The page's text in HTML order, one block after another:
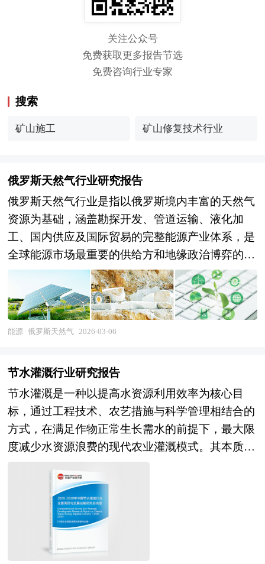
关注公众号
免费获取更多报告节选
免费咨询行业专家
搜索
矿山施工 矿山修复技术行业
俄罗斯天然气行业研究报告
俄罗斯天然气行业是指以俄罗斯境内丰富的天然气
资源为基础，涵盖勘探开发、管道运输、液化加
工、国内供应及国际贸易的完整能源产业体系，是
全球能源市场最重要的供给方和地缘政治博弈的关
键筹码。作为全球天然气探明储量第一、产量第
二、出口第一的国家，俄罗斯拥有完善的统一供气
系统（UGSS）和北极液化天然气出口设施，其天
然气产业不仅支撑国家财政收入的半壁江山，更是
斯天然气工业股份公司（Gazprom）控制常规管道
气资源的绝大部分，诺瓦泰克（Novatek）主导北
极LNG开发，形成"双寡头"竞争格局；技术层面依
赖国内油气装备制造体系，但在北极大陆架开发、
LNG模块化建造等前沿领域寻求国际技术合作与自
主突破并行。 本研究咨询报告由中研普华咨询公
司领衔撰写，在大量周密的市场调研基础上，主要
依据了国家统计局、国家商务部、国家发改委、国
家经济信息中心、国务院发展研究中心、国家海关
总署、全国商业信息中心、中国经济景气监测中
心、中国行业研究网、全国及海外相关报刊杂志的
能源 俄罗斯天然气 2026-03-06
节水灌溉行业研究报告
节水灌溉是一种以提高水资源利用效率为核心目
标，通过工程技术、农艺措施与科学管理相结合的
方式，在满足作物正常生长需水的前提下，最大限
度减少水资源浪费的现代农业灌溉模式。其本质不
与生产效益”，即用尽可能少的水投入，获得尽可
能高的农作物产量与综合效益。这一概念涵盖了从
水源调配到作物吸收全过程的系统性优化，强调在
水资源日益紧缺的背景下，实现农业可持续发展的
关键路径。 节水灌溉的根本出发点是解决传统灌